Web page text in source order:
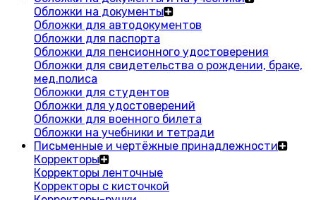
Обложки на документы
Обложки для автодокументов
Обложки для паспорта
Обложки для пенсионного удостоверения
Обложки для свидетельства о рождении, браке,
мед.полиса
Обложки для студентов
Обложки для удостоверений
Обложки для военного билета
Обложки на учебники и тетради
Письменные и чертёжные принадлежности
Корректоры
Корректоры ленточные
Корректоры с кисточкой